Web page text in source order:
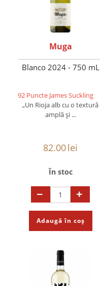
Muga
Blanco 2024 - 750 mL
92 Puncte James Suckling
„Un Rioja alb cu o textură
amplă și ...
82.00lei
În stoc
Adaugă în coș